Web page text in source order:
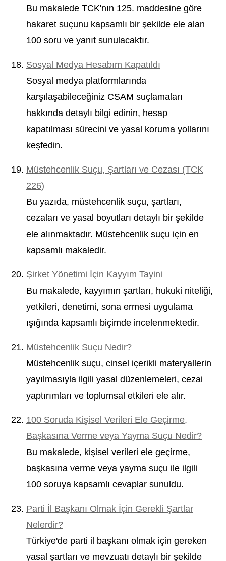
Bu makalede TCK'nın 125. maddesine göre
hakaret suçunu kapsamlı bir şekilde ele alan
100 soru ve yanıt sunulacaktır.
Sosyal Medya Hesabım Kapatıldı
Sosyal medya platformlarında
karşılaşabileceğiniz CSAM suçlamaları
hakkında detaylı bilgi edinin, hesap
kapatılması sürecini ve yasal koruma yollarını
keşfedin.
Müstehcenlik Suçu, Şartları ve Cezası (TCK
226)
Bu yazıda, müstehcenlik suçu, şartları,
cezaları ve yasal boyutları detaylı bir şekilde
ele alınmaktadır. Müstehcenlik suçu için en
kapsamlı makaledir.
Şirket Yönetimi İçin Kayyım Tayini
Bu makalede, kayyımın şartları, hukuki niteliği,
yetkileri, denetimi, sona ermesi uygulama
ışığında kapsamlı biçimde incelenmektedir.
Müstehcenlik Suçu Nedir?
Müstehcenlik suçu, cinsel içerikli materyallerin
yayılmasıyla ilgili yasal düzenlemeleri, cezai
yaptırımları ve toplumsal etkileri ele alır.
100 Soruda Kişisel Verileri Ele Geçirme,
Başkasına Verme veya Yayma Suçu Nedir?
Bu makalede, kişisel verileri ele geçirme,
başkasına verme veya yayma suçu ile ilgili
100 soruya kapsamlı cevaplar sunuldu.
Parti İl Başkanı Olmak İçin Gerekli Şartlar
Nelerdir?
Türkiye'de parti il başkanı olmak için gereken
yasal şartları ve mevzuatı detaylı bir şekilde